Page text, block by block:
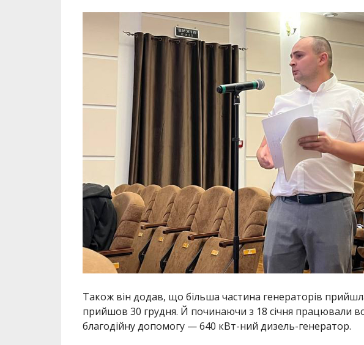
Також він додав, що більша частина генераторів
прийшов 30 грудня. Й починаючи з 18 січня працювали
благодійну допомогу — 640 кВт-ний дизель-генератор.